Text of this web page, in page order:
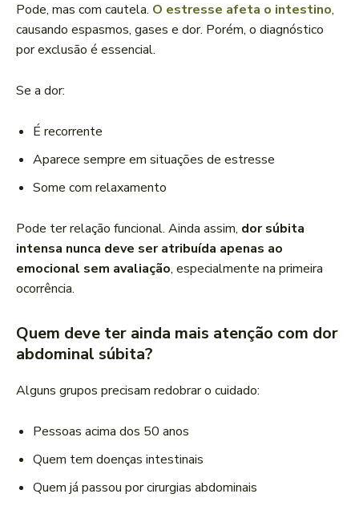
Pode, mas com cautela. O estresse afeta o intestino,
causando espasmos, gases e dor. Porém, o diagnóstico
por exclusão é essencial.
Se a dor:
É recorrente
Aparece sempre em situações de estresse
Some com relaxamento
Pode ter relação funcional. Ainda assim, dor súbita
intensa nunca deve ser atribuída apenas ao
emocional sem avaliação, especialmente na primeira
ocorrência.
Quem deve ter ainda mais atenção com dor
abdominal súbita?
Alguns grupos precisam redobrar o cuidado:
Pessoas acima dos 50 anos
Quem tem doenças intestinais
Quem já passou por cirurgias abdominais